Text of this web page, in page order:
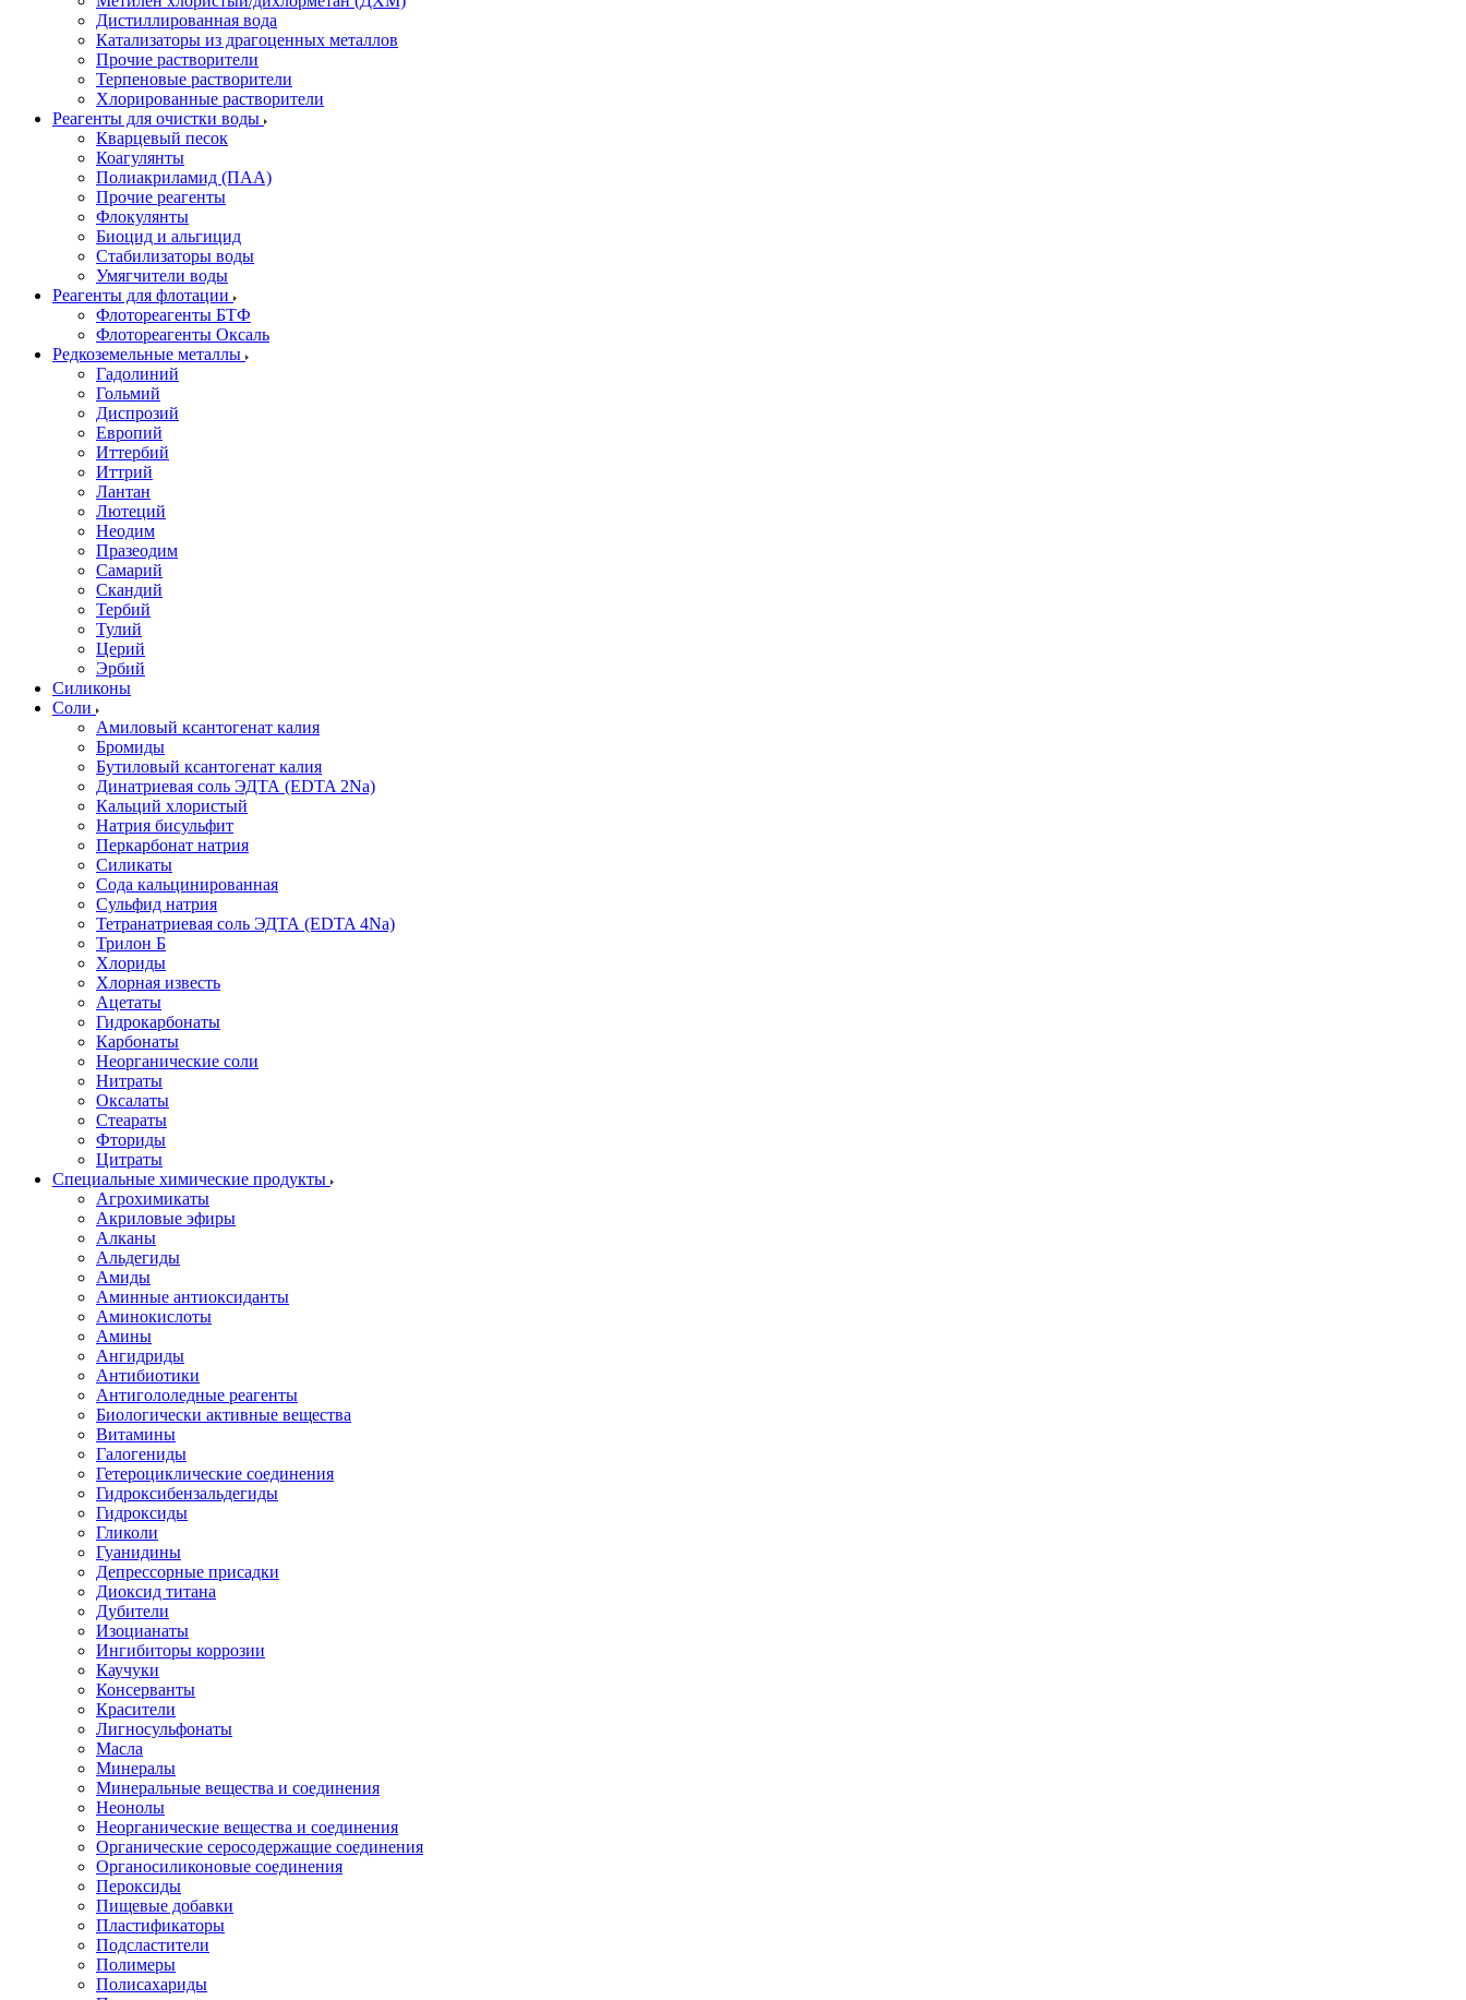
Дистиллированная вода
Катализаторы из драгоценных металлов
Прочие растворители
Терпеновые растворители
Хлорированные растворители
Реагенты для очистки воды
Кварцевый песок
Коагулянты
Полиакриламид (ПАА)
Прочие реагенты
Флокулянты
Биоцид и альгицид
Стабилизаторы воды
Умягчители воды
Реагенты для флотации
Флотореагенты БТФ
Флотореагенты Оксаль
Редкоземельные металлы
Гадолиний
Гольмий
Диспрозий
Европий
Иттербий
Иттрий
Лантан
Лютеций
Неодим
Празеодим
Самарий
Скандий
Тербий
Тулий
Церий
Эрбий
Силиконы
Соли
Амиловый ксантогенат калия
Бромиды
Бутиловый ксантогенат калия
Динатриевая соль ЭДТА (EDTA 2Na)
Кальций хлористый
Натрия бисульфит
Перкарбонат натрия
Силикаты
Сода кальцинированная
Сульфид натрия
Тетранатриевая соль ЭДТА (EDTA 4Na)
Трилон Б
Хлориды
Хлорная известь
Ацетаты
Гидрокарбонаты
Карбонаты
Неорганические соли
Нитраты
Оксалаты
Стеараты
Фториды
Цитраты
Специальные химические продукты
Агрохимикаты
Акриловые эфиры
Алканы
Альдегиды
Амиды
Аминные антиоксиданты
Аминокислоты
Амины
Ангидриды
Антибиотики
Антигололедные реагенты
Биологически активные вещества
Витамины
Галогениды
Гетероциклические соединения
Гидроксибензальдегиды
Гидроксиды
Гликоли
Гуанидины
Депрессорные присадки
Диоксид титана
Дубители
Изоцианаты
Ингибиторы коррозии
Каучуки
Консерванты
Красители
Лигносульфонаты
Масла
Минералы
Минеральные вещества и соединения
Неонолы
Неорганические вещества и соединения
Органические серосодержащие соединения
Органосиликоновые соединения
Пероксиды
Пищевые добавки
Пластификаторы
Подсластители
Полимеры
Полисахариды